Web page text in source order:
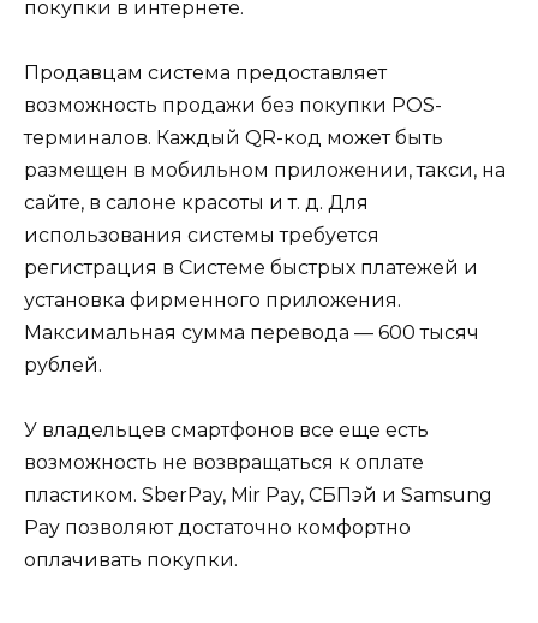
покупки в интернете.
Продавцам система предоставляет
возможность продажи без покупки POS-
терминалов. Каждый QR-код может быть
размещен в мобильном приложении, такси, на
сайте, в салоне красоты и т. д. Для
использования системы требуется
регистрация в Системе быстрых платежей и
установка фирменного приложения.
Максимальная сумма перевода — 600 тысяч
рублей.
У владельцев смартфонов все еще есть
возможность не возвращаться к оплате
пластиком. SberPay, Mir Pay, СБПэй и Samsung
Pay позволяют достаточно комфортно
оплачивать покупки.